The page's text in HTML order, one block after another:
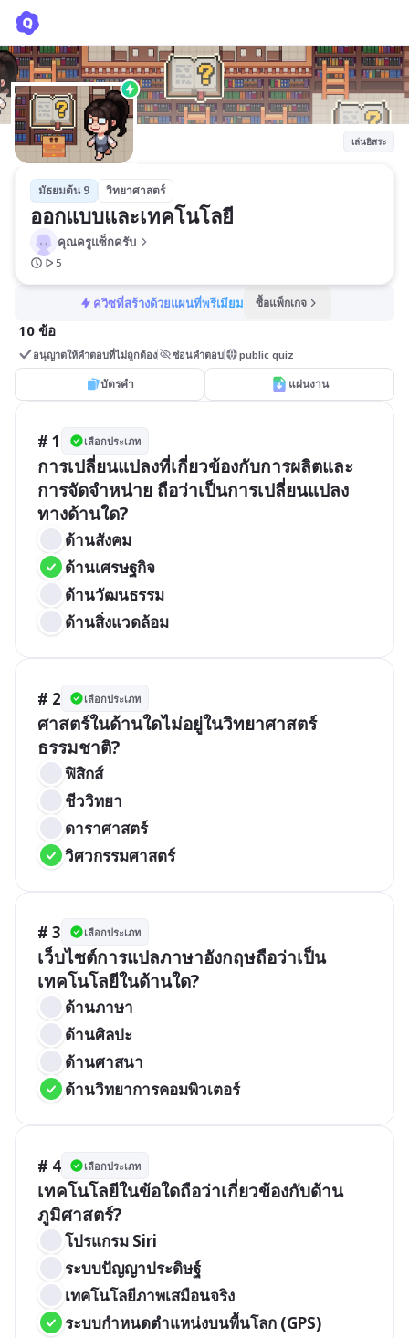
เล่นอิสระ
มัธยมต้น 9 วิทยาศาสตร์
ออกแบบและเทคโนโลยี
คุณครูแซ็กครับ
5
ควิซที่สร้างด้วยแผนที่พรีเมียม ซื้อแพ็กเกจ
10 ข้อ
อนุญาตให้คำตอบที่ไม่ถูกต้อง ซ่อนคำตอบ public quiz
บัตรคำ แผ่นงาน
# 1 เลือกประเภท
การเปลี่ยนแปลงที่เกี่ยวข้องกับการผลิตและ
การจัดจำหน่าย ถือว่าเป็นการเปลี่ยนแปลง
ทางด้านใด?
ด้านสังคม
ด้านเศรษฐกิจ
ด้านวัฒนธรรม
ด้านสิ่งแวดล้อม
# 2 เลือกประเภท
ศาสตร์ในด้านใดไม่อยู่ในวิทยาศาสตร์
ธรรมชาติ?
ฟิสิกส์
ชีววิทยา
ดาราศาสตร์
วิศวกรรมศาสตร์
# 3 เลือกประเภท
เว็บไซต์การแปลภาษาอังกฤษถือว่าเป็น
เทคโนโลยีในด้านใด?
ด้านภาษา
ด้านศิลปะ
ด้านศาสนา
ด้านวิทยาการคอมพิวเตอร์
# 4 เลือกประเภท
เทคโนโลยีในข้อใดถือว่าเกี่ยวข้องกับด้าน
ภูมิศาสตร์?
โปรแกรม Siri
ระบบปัญญาประดิษฐ์
เทคโนโลยีภาพเสมือนจริง
ระบบกำหนดตำแหน่งบนพื้นโลก (GPS)